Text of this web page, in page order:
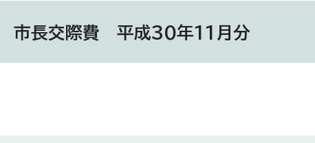
市長交際費 平成30年11月分